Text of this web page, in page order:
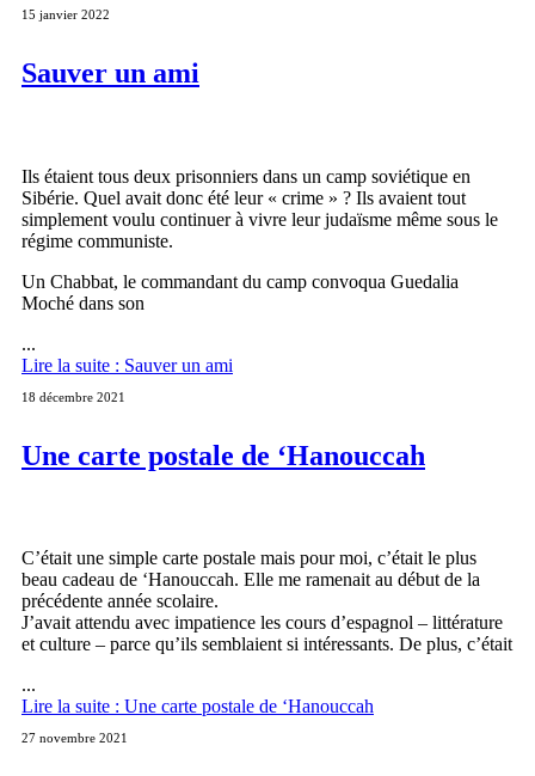
15 janvier 2022
Sauver un ami
Ils étaient tous deux prisonniers dans un camp soviétique en
Sibérie. Quel avait donc été leur « crime » ? Ils avaient tout
simplement voulu continuer à vivre leur judaïsme même sous le
régime communiste.
Un Chabbat, le commandant du camp convoqua Guedalia
Moché dans son
...
Lire la suite : Sauver un ami
18 décembre 2021
Une carte postale de ‘Hanouccah
C’était une simple carte postale mais pour moi, c’était le plus
beau cadeau de ‘Hanouccah. Elle me ramenait au début de la
précédente année scolaire.
J’avait attendu avec impatience les cours d’espagnol – littérature
et culture – parce qu’ils semblaient si intéressants. De plus, c’était
...
Lire la suite : Une carte postale de ‘Hanouccah
27 novembre 2021